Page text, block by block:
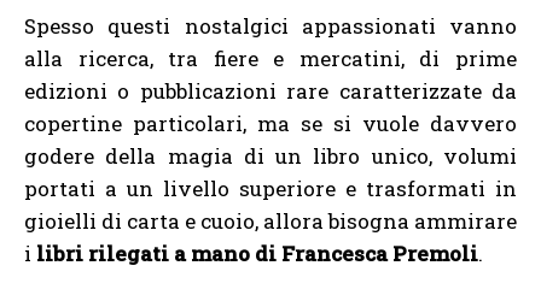
Spesso questi nostalgici appassionati vanno
alla ricerca, tra fiere e mercatini, di prime
edizioni o pubblicazioni rare caratterizzate da
copertine particolari, ma se si vuole davvero
godere della magia di un libro unico, volumi
portati a un livello superiore e trasformati in
gioielli di carta e cuoio, allora bisogna ammirare
i libri rilegati a mano di Francesca Premoli.